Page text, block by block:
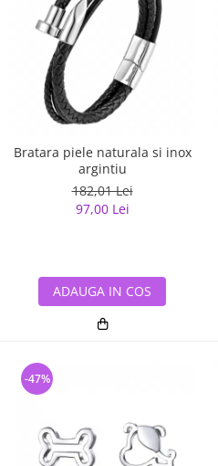
Bratara piele naturala si inox
argintiu
182,01 Lei
97,00 Lei
ADAUGA IN COS
-47%